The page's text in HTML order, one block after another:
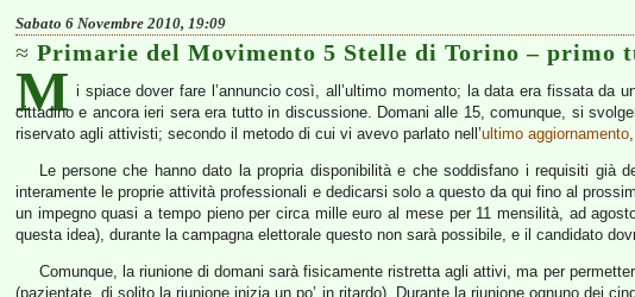
Sabato 6 Novembre 2010, 19:09
Primarie del Movimento 5 Stelle di Torino – primo
M i spiace dover fare l’annuncio così, all’ultimo momento; la data era fissata
cittadino e ancora ieri sera era tutto in discussione. Domani alle 15, comunque, si
riservato agli attivisti; secondo il metodo di cui vi avevo parlato nell’ultimo aggiornamento
Le persone che hanno dato la propria disponibilità e che soddisfano i requisiti
interamente le proprie attività professionali e dedicarsi solo a questo da qui fino al
un impegno quasi a tempo pieno per circa mille euro al mese per 11 mensilità, ad
questa idea), durante la campagna elettorale questo non sarà possibile, e il candidato
Comunque, la riunione di domani sarà fisicamente ristretta agli attivi, ma per
(pazientate, di solito la riunione inizia un po’ in ritardo). Durante la riunione ognuno dei